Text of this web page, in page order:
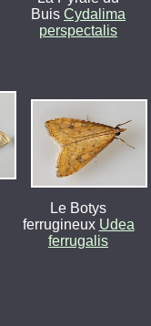
Buis Cydalima
perspectalis
Le Botys
ferrugineux Udea
ferrugalis